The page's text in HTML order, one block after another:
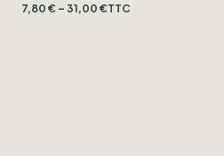
7,80 € – 31,00 €TTC